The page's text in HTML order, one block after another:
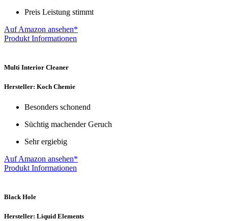
Preis Leistung stimmt
Auf Amazon ansehen*
Produkt Informationen
Multi Interior Cleaner
Hersteller: Koch Chemie
Besonders schonend
Süchtig machender Geruch
Sehr ergiebig
Auf Amazon ansehen*
Produkt Informationen
Black Hole
Hersteller: Liquid Elements